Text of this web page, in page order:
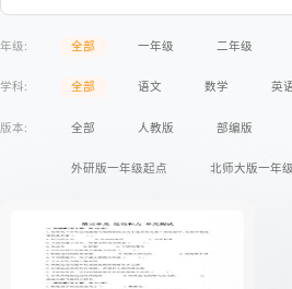
年级: 全部 一年级 二年级
学科: 全部 语文 数学 英
版本: 全部 人教版 部编版
外研版一年级起点 北师大版一年
人民版义务教育版